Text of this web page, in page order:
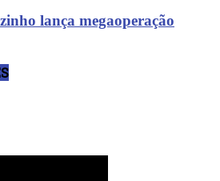
lança megaoperação